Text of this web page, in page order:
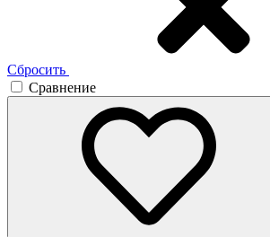
Сбросить
Сравнение